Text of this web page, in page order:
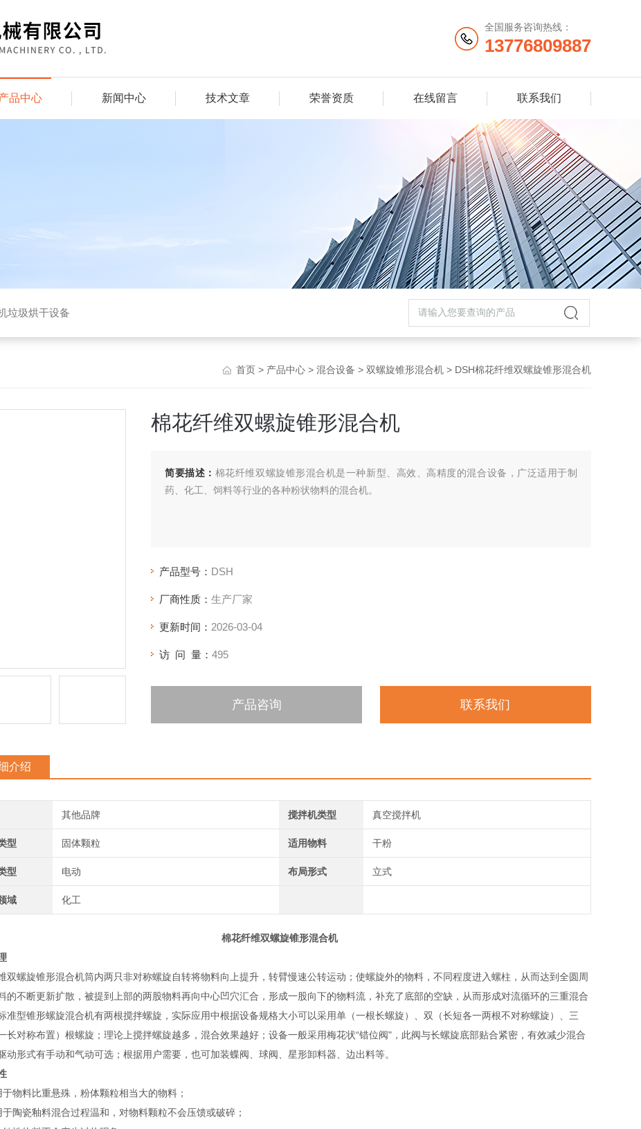
全国服务咨询热线：
13776809887
品中心 新闻中心 技术文章 荣誉资质 在线留言 联系我们
垃圾烘干设备
首页 > 产品中心 > 混合设备 > 双螺旋锥形混合机 > DSH棉花纤维双螺旋锥形混合机
棉花纤维双螺旋锥形混合机
简要描述： 棉花纤维双螺旋锥形混合机是一种新型、高效、高精度的混合设备，广泛适用于制
药、化工、饲料等行业的各种粉状物料的混合机。
产品型号： DSH
厂商性质： 生产厂家
更新时间： 2026-03-04
访 问 量： 495
产品咨询 联系我们
介绍
其他品牌 搅拌机类型 真空搅拌机
型 固体颗粒 适用物料 干粉
型 电动 布局形式 立式
域 化工
棉花纤维双螺旋锥形混合机
双螺旋锥形混合机筒内两只非对称螺旋自转将物料向上提升，转臂慢速公转运动；使螺旋外的物料，不同程度进入螺柱，从而达到全圆周
的不断更新扩散，被提到上部的两股物料再向中心凹穴汇合，形成一股向下的物料流，补充了底部的空缺，从而形成对流循环的三重混合
准型锥形螺旋混合机有两根搅拌螺旋，实际应用中根据设备规格大小可以采用单（一根长螺旋）、双（长短各一两根不对称螺旋）、三
一长对称布置）根螺旋；理论上搅拌螺旋越多，混合效果越好；设备一般采用梅花状“错位阀"，此阀与长螺旋底部贴合紧密，有效减少混合
动形式有手动和气动可选；根据用户需要，也可加装蝶阀、球阀、星形卸料器、边出料等。
于物料比重悬殊，粉体颗粒相当大的物料；
于陶瓷釉料混合过程温和，对物料颗粒不会压馈或破碎；